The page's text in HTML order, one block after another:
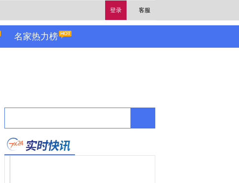
登录 客服
名家热力榜